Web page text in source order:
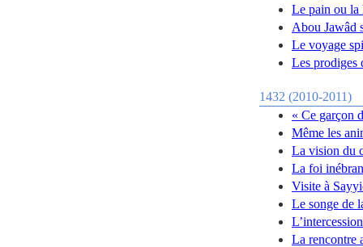
Le pain ou la
Abou Jawâd
Le voyage
Les prodiges
1432 (2010-2011)
« Ce garçon
Même les
La vision du
La foi
Visite à
Le songe de
La rencontre